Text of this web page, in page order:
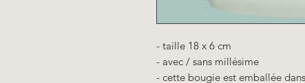
- taille 18 x 6 cm
- avec / sans millésime
- cette bougie est emballée